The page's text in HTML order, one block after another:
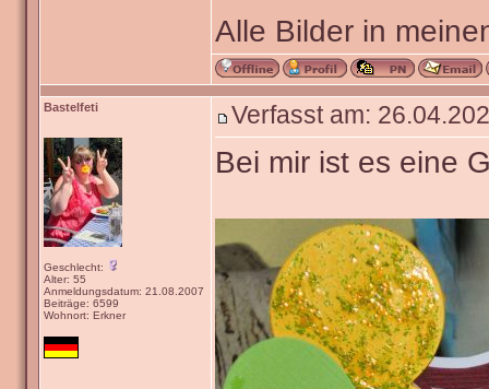
Alle Bilder in
Bastelfeti
Geschlecht:
Alter: 55
Anmeldungsdatum: 21.08.2007
Beiträge: 6599
Wohnort: Erkner
Verfasst am:
Bei mir ist es eine